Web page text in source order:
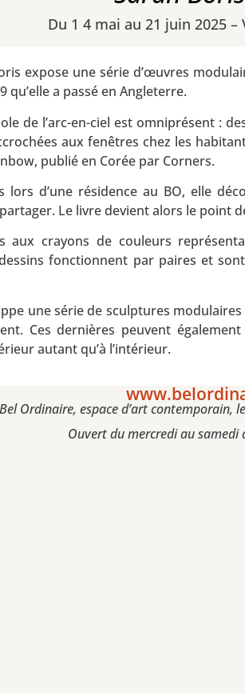
Du 1 4 mai au 21 juin 2025
expose une série d’œuvres
a passé en Angleterre.
de l’arc-en-ciel est omniprésent :
aux fenêtres chez les
publié en Corée par Corners.
lors d’une résidence au BO, elle
Le livre devient alors le point
aux crayons de couleurs
fonctionnent par paires et
une série de sculptures
Ces dernières peuvent
autant qu’à l’intérieur.
Bel Ordinaire, espace d’art contemporain,
Ouvert du mercredi au samedi